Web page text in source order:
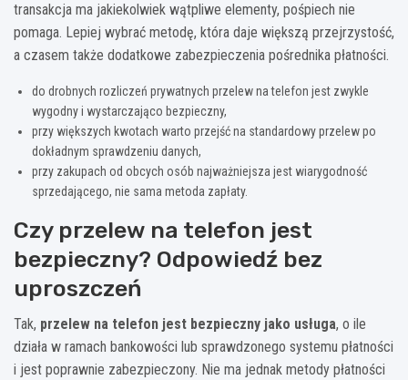
transakcja ma jakiekolwiek wątpliwe elementy, pośpiech nie
pomaga. Lepiej wybrać metodę, która daje większą przejrzystość,
a czasem także dodatkowe zabezpieczenia pośrednika płatności.
do drobnych rozliczeń prywatnych przelew na telefon jest zwykle
wygodny i wystarczająco bezpieczny,
przy większych kwotach warto przejść na standardowy przelew po
dokładnym sprawdzeniu danych,
przy zakupach od obcych osób najważniejsza jest wiarygodność
sprzedającego, nie sama metoda zapłaty.
Czy przelew na telefon jest
bezpieczny? Odpowiedź bez
uproszczeń
Tak, przelew na telefon jest bezpieczny jako usługa, o ile
działa w ramach bankowości lub sprawdzonego systemu płatności
i jest poprawnie zabezpieczony. Nie ma jednak metody płatności